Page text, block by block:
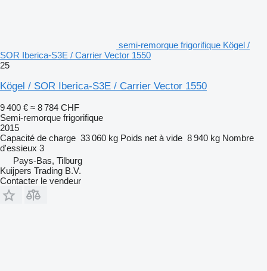
semi-remorque frigorifique Kögel /
SOR Iberica-S3E / Carrier Vector 1550
25
Kögel / SOR Iberica-S3E / Carrier Vector 1550
9 400 € ≈ 8 784 CHF
Semi-remorque frigorifique
2015
Capacité de charge 33 060 kg Poids net à vide 8 940 kg Nombre
d'essieux 3
Pays-Bas, Tilburg
Kuijpers Trading B.V.
Contacter le vendeur